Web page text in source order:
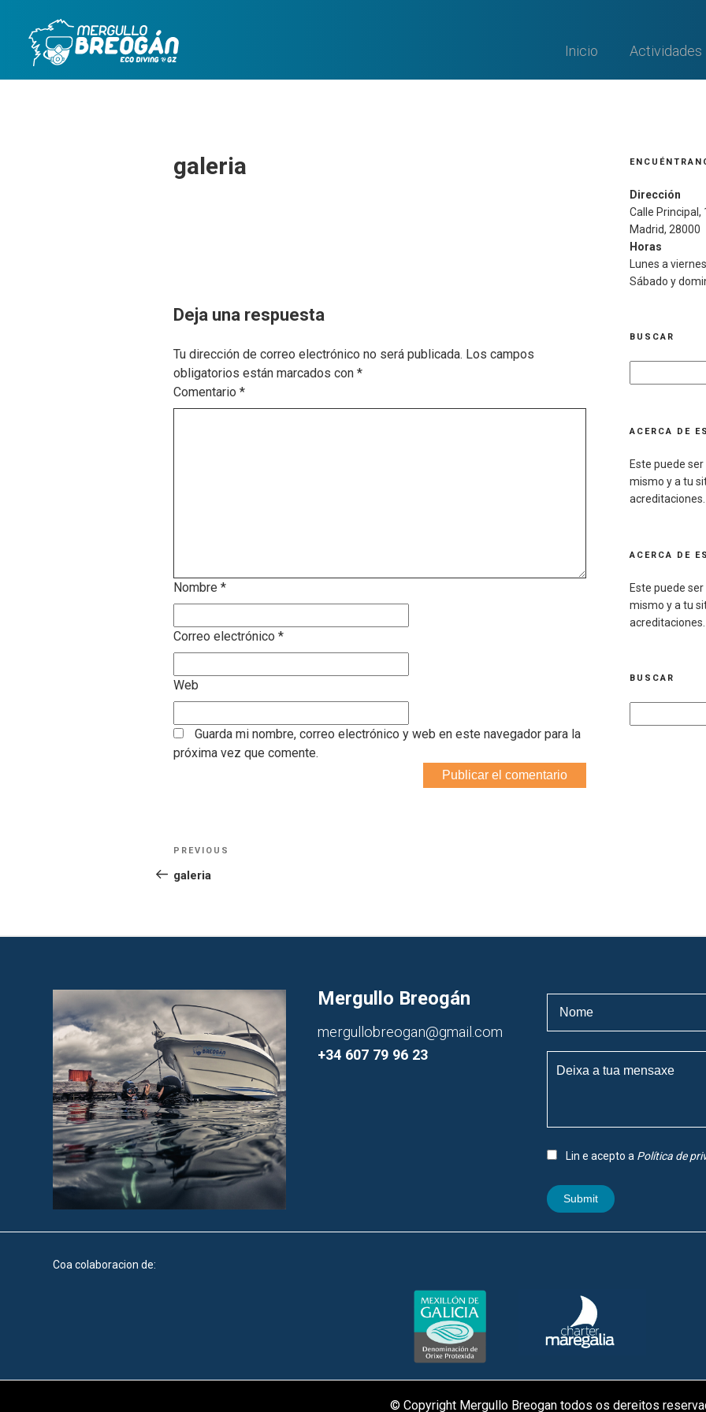
content
Inicio Actividades
galeria
Deja una respuesta
Tu dirección de correo electrónico no será publicada. Los campos
obligatorios están marcados con *
Comentario *
Nombre *
Correo electrónico *
Web
Guarda mi nombre, correo electrónico y web en este navegador para la
próxima vez que comente.
Navegación
de
Previous
Post
PREVIOUS
galeria
Dirección
Calle Principal,
Madrid, 28000
Horas
Lunes a
Sábado y
BUSCAR
for:
ACERCA DE
Este puede
mismo y a tu
acreditaciones.
ACERCA DE
Este puede
mismo y a tu
acreditaciones.
BUSCAR
for:
Mergullo Breogán
mergullobreogan@gmail.com
+34 607 79 96 23
Lin e acepto a Política de
Submit
Coa colaboracion de:
© Copyright Mergullo Breogan todos os dereitos